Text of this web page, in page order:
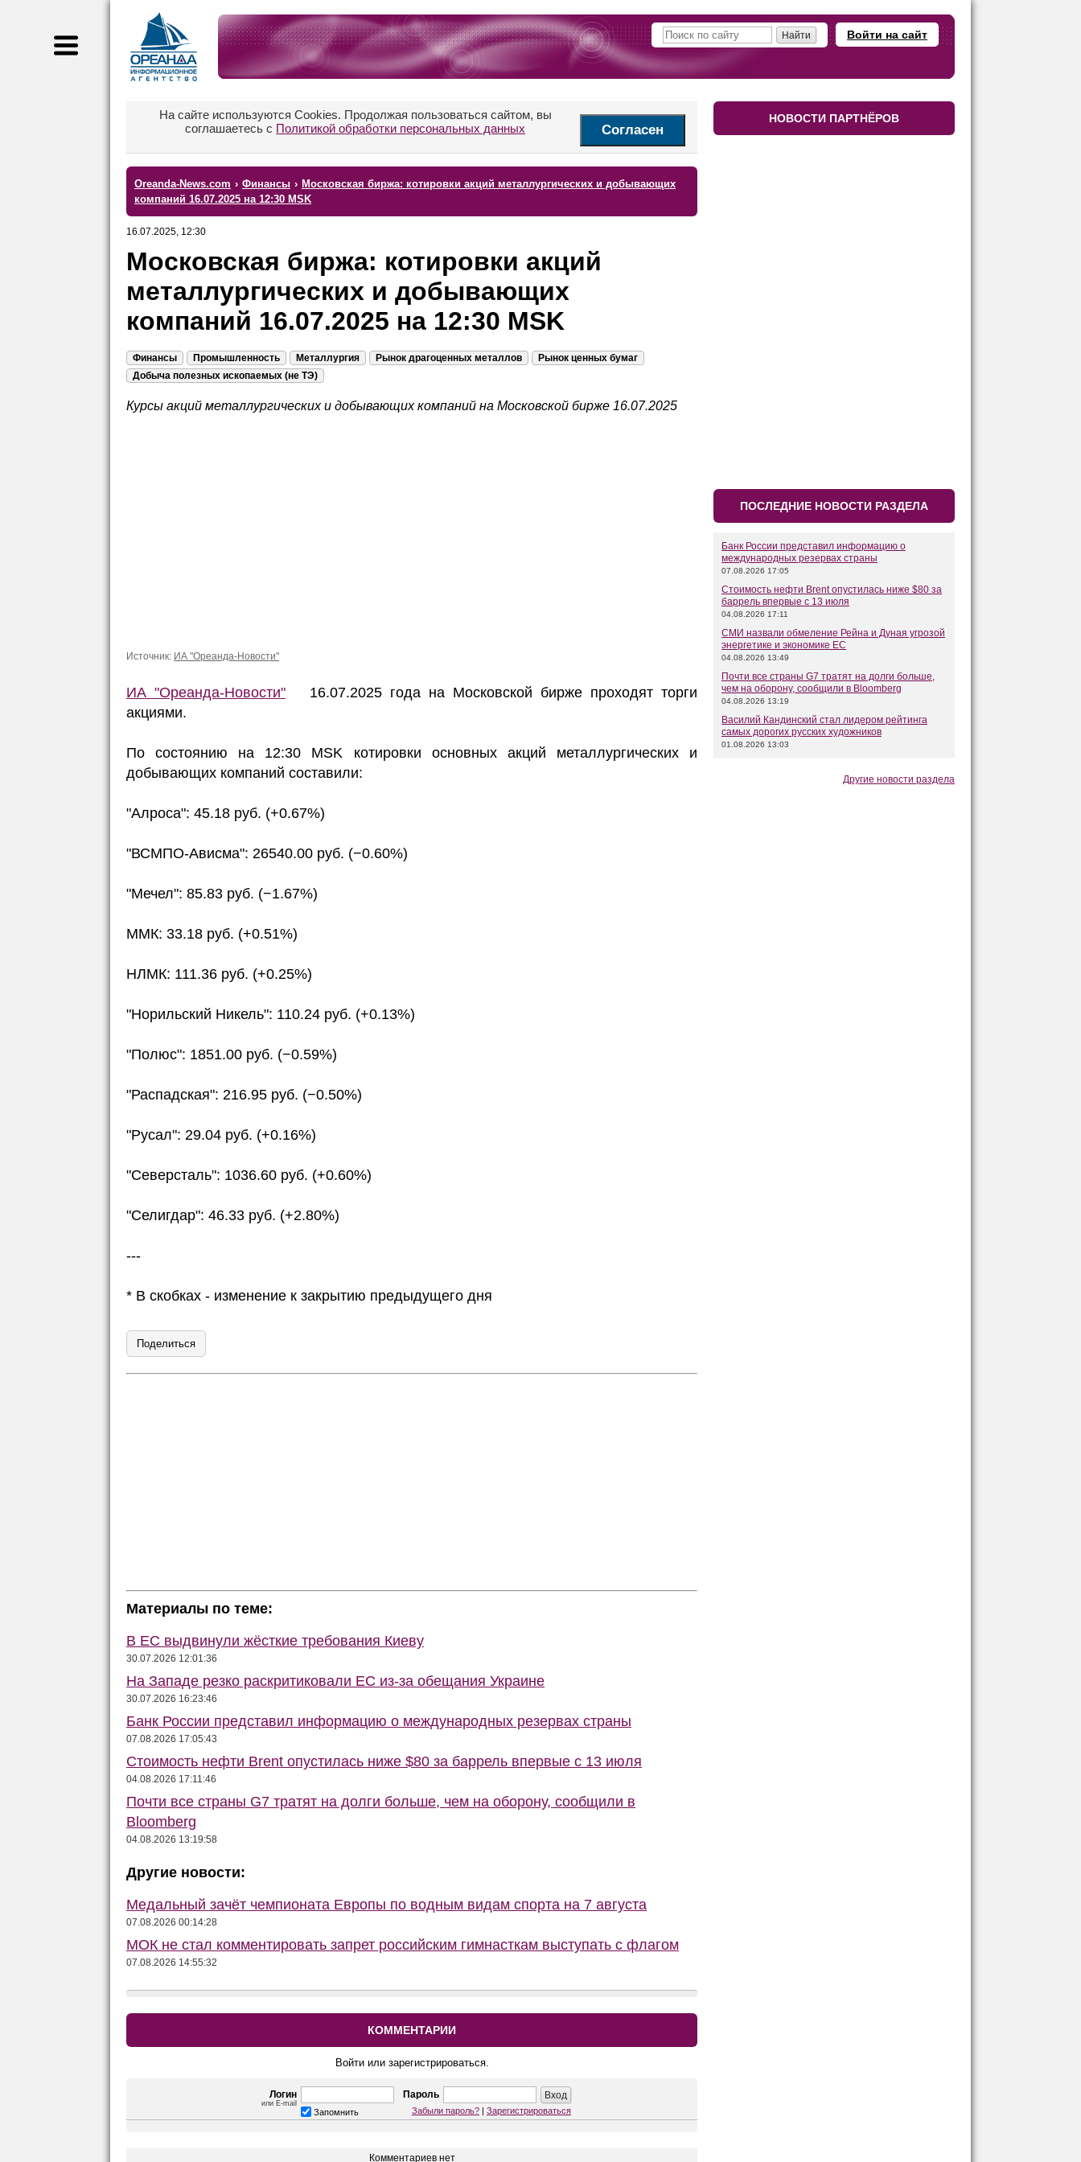
Войти на сайт
На сайте используются Cookies. Продолжая пользоваться сайтом, вы
соглашаетесь с Политикой обработки персональных данных Согласен
Oreanda-News.com › Финансы › Московская биржа: котировки акций металлургических и добывающих
компаний 16.07.2025 на 12:30 MSK
16.07.2025, 12:30
Московская биржа: котировки акций
металлургических и добывающих
компаний 16.07.2025 на 12:30 MSK
Финансы Промышленность Металлургия Рынок драгоценных металлов
Рынок ценных бумаг
Добыча полезных ископаемых (не ТЭ)
Курсы акций металлургических и добывающих компаний на Московской бирже 16.07.2025
Источник: ИА "Ореанда-Новости"
ИА "Ореанда-Новости" 16.07.2025 года на Московской бирже проходят торги
акциями.
По состоянию на 12:30 MSK котировки основных акций металлургических и
добывающих компаний составили:
"Алроса": 45.18 руб. (+0.67%)
"ВСМПО-Ависма": 26540.00 руб. (−0.60%)
"Мечел": 85.83 руб. (−1.67%)
ММК: 33.18 руб. (+0.51%)
НЛМК: 111.36 руб. (+0.25%)
"Норильский Никель": 110.24 руб. (+0.13%)
"Полюс": 1851.00 руб. (−0.59%)
"Распадская": 216.95 руб. (−0.50%)
"Русал": 29.04 руб. (+0.16%)
"Северсталь": 1036.60 руб. (+0.60%)
"Селигдар": 46.33 руб. (+2.80%)
---
* В скобках - изменение к закрытию предыдущего дня
Поделиться
Материалы по теме:
В ЕС выдвинули жёсткие требования Киеву
30.07.2026 12:01:36
На Западе резко раскритиковали ЕС из-за обещания Украине
30.07.2026 16:23:46
Банк России представил информацию о международных резервах страны
07.08.2026 17:05:43
Стоимость нефти Brent опустилась ниже $80 за баррель впервые с 13 июля
04.08.2026 17:11:46
Почти все страны G7 тратят на долги больше, чем на оборону, сообщили в
Bloomberg
04.08.2026 13:19:58
Другие новости:
Медальный зачёт чемпионата Европы по водным видам спорта на 7 августа
07.08.2026 00:14:28
МОК не стал комментировать запрет российским гимнасткам выступать с флагом
07.08.2026 14:55:32
КОММЕНТАРИИ
Войти или зарегистрироваться.
Логин
или E-mail
Пароль
Запомнить Забыли пароль? | Зарегистрироваться
Комментариев нет
НОВОСТИ ПАРТНЁРОВ
ПОСЛЕДНИЕ НОВОСТИ РАЗДЕЛА
Банк России представил информацию о
международных резервах страны
07.08.2026 17:05
Стоимость нефти Brent опустилась ниже $80 за
баррель впервые с 13 июля
04.08.2026 17:11
СМИ назвали обмеление Рейна и Дуная угрозой
энергетике и экономике ЕС
04.08.2026 13:49
Почти все страны G7 тратят на долги больше,
чем на оборону, сообщили в Bloomberg
04.08.2026 13:19
Василий Кандинский стал лидером рейтинга
самых дорогих русских художников
01.08.2026 13:03
Другие новости раздела